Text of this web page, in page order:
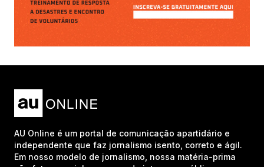
AU Online é um portal de comunicação apartidário e
independente que faz jornalismo isento, correto e ágil.
Em nosso modelo de jornalismo, nossa matéria-prima